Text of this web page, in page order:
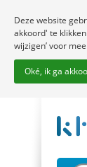
Deze website
akkoord' te
wijzigen’ voor
Oké, ik ga